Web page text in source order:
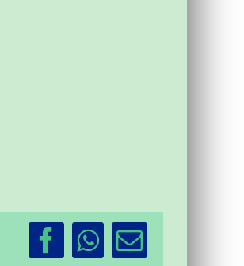
Facebook
WhatsApp
Email